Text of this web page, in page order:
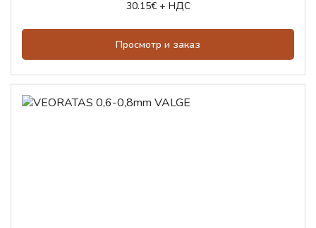
30.15€ + НДС
Просмотр и заказ